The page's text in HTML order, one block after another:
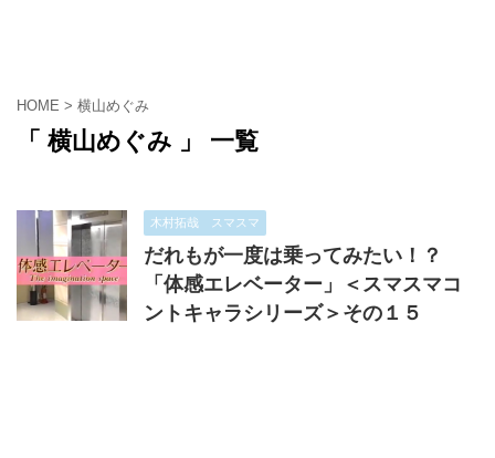
HOME > 横山めぐみ
「 横山めぐみ 」 一覧
木村拓哉 スマスマ
だれもが一度は乗ってみたい！？
「体感エレベーター」＜スマスマコ
ントキャラシリーズ＞その１５